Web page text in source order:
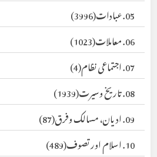
05. عبادات
(3996)
06. معاملات
(1023)
07. اجتماعی نظام
(4)
08. تاریخ وسیرت
(1939)
09. ادیان، مسالک وفرق
(87)
10. اسلام اور تصوف
(489)